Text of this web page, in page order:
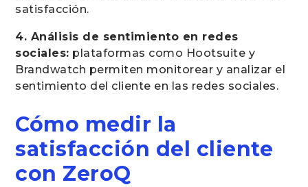
satisfacción.
4. Análisis de sentimiento en redes
sociales: plataformas como Hootsuite y
Brandwatch permiten monitorear y analizar el
sentimiento del cliente en las redes sociales.
Cómo medir la
satisfacción del cliente
con ZeroQ